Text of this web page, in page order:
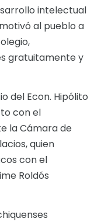
intelectual
al pueblo a
gratuitamente y
del Econ. Hipólito
con el
la Cámara de
quien
con el
Roldós